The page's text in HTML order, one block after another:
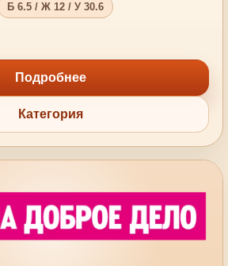
Б 6.5 / Ж 12 / У 30.6
Подробнее
Категория